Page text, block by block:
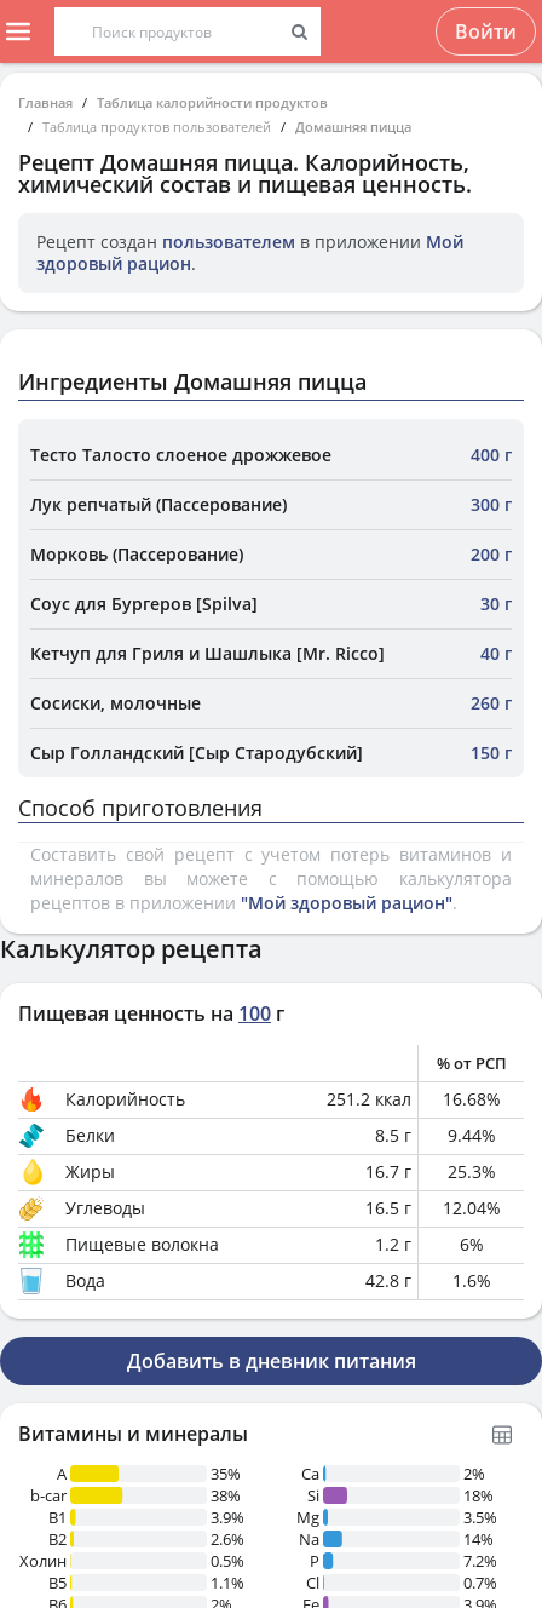
Войти
Главная
Таблица калорийности продуктов
Таблица продуктов пользователей
Домашняя пицца
Рецепт Домашняя пицца. Калорийность,
химический состав и пищевая ценность.
Рецепт создан пользователем в приложении Мой
здоровый рацион.
Ингредиенты Домашняя пицца
Тесто Талосто слоеное дрожжевое 400 г
Лук репчатый (Пассерование) 300 г
Морковь (Пассерование) 200 г
Соус для Бургеров [Spilva] 30 г
Кетчуп для Гриля и Шашлыка [Mr. Ricco] 40 г
Сосиски, молочные 260 г
Сыр Голландский [Сыр Стародубский] 150 г
Способ приготовления
Составить свой рецепт с учетом потерь витаминов и
минералов вы можете с помощью калькулятора
рецептов в приложении "Мой здоровый рацион".
Калькулятор рецепта
Пищевая ценность на 100 г
% от РСП
Калорийность 251.2 ккал 16.68%
Белки
8.5 г 9.44%
Жиры
16.7 г 25.3%
Углеводы
16.5 г 12.04%
Пищевые волокна
1.2 г 6%
Вода
42.8 г 1.6%
Добавить в дневник питания
Витамины и минералы
A
35%
b-car
38%
В1
3.9%
B2
2.6%
Холин
0.5%
B5
1.1%
Ca
2%
Si
18%
Mg
3.5%
Na
14%
P
7.2%
Cl
0.7%